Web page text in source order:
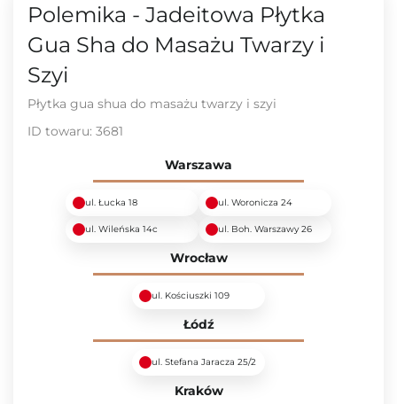
Polemika - Jadeitowa Płytka
Gua Sha do Masażu Twarzy i
Szyi
Płytka gua shua do masażu twarzy i szyi
ID towaru: 3681
Warszawa
ul. Łucka 18 ul. Woronicza 24
ul. Wileńska 14c ul. Boh. Warszawy 26
Wrocław
ul. Kościuszki 109
Łódź
ul. Stefana Jaracza 25/2
Kraków